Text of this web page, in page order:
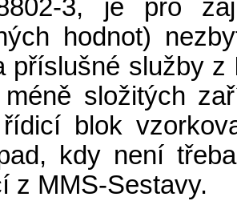
3, je pro
hodnot)
příslušné služby
složitých
blok
kdy není
z MMS-Sestavy.